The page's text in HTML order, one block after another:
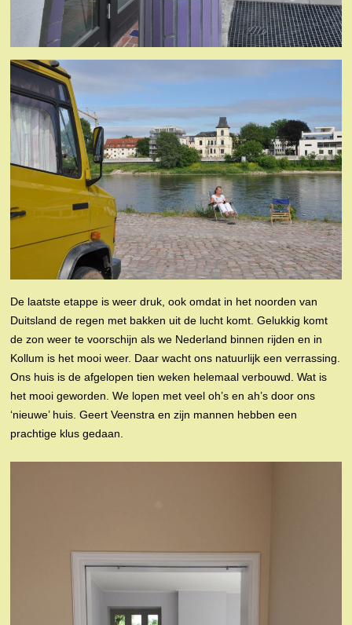
De laatste etappe is weer druk, ook omdat in het noorden van
Duitsland de regen met bakken uit de lucht komt. Gelukkig komt
de zon weer te voorschijn als we Nederland binnen rijden en in
Kollum is het mooi weer. Daar wacht ons natuurlijk een verrassing.
Ons huis is de afgelopen tien weken helemaal verbouwd. Wat is
het mooi geworden. We lopen met veel oh’s en ah’s door ons
‘nieuwe’ huis. Geert Veenstra en zijn mannen hebben een
prachtige klus gedaan.